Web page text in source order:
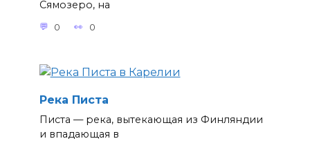
Сямозеро, на
0 0
Река Писта
Писта — река, вытекающая из Финляндии
и впадающая в